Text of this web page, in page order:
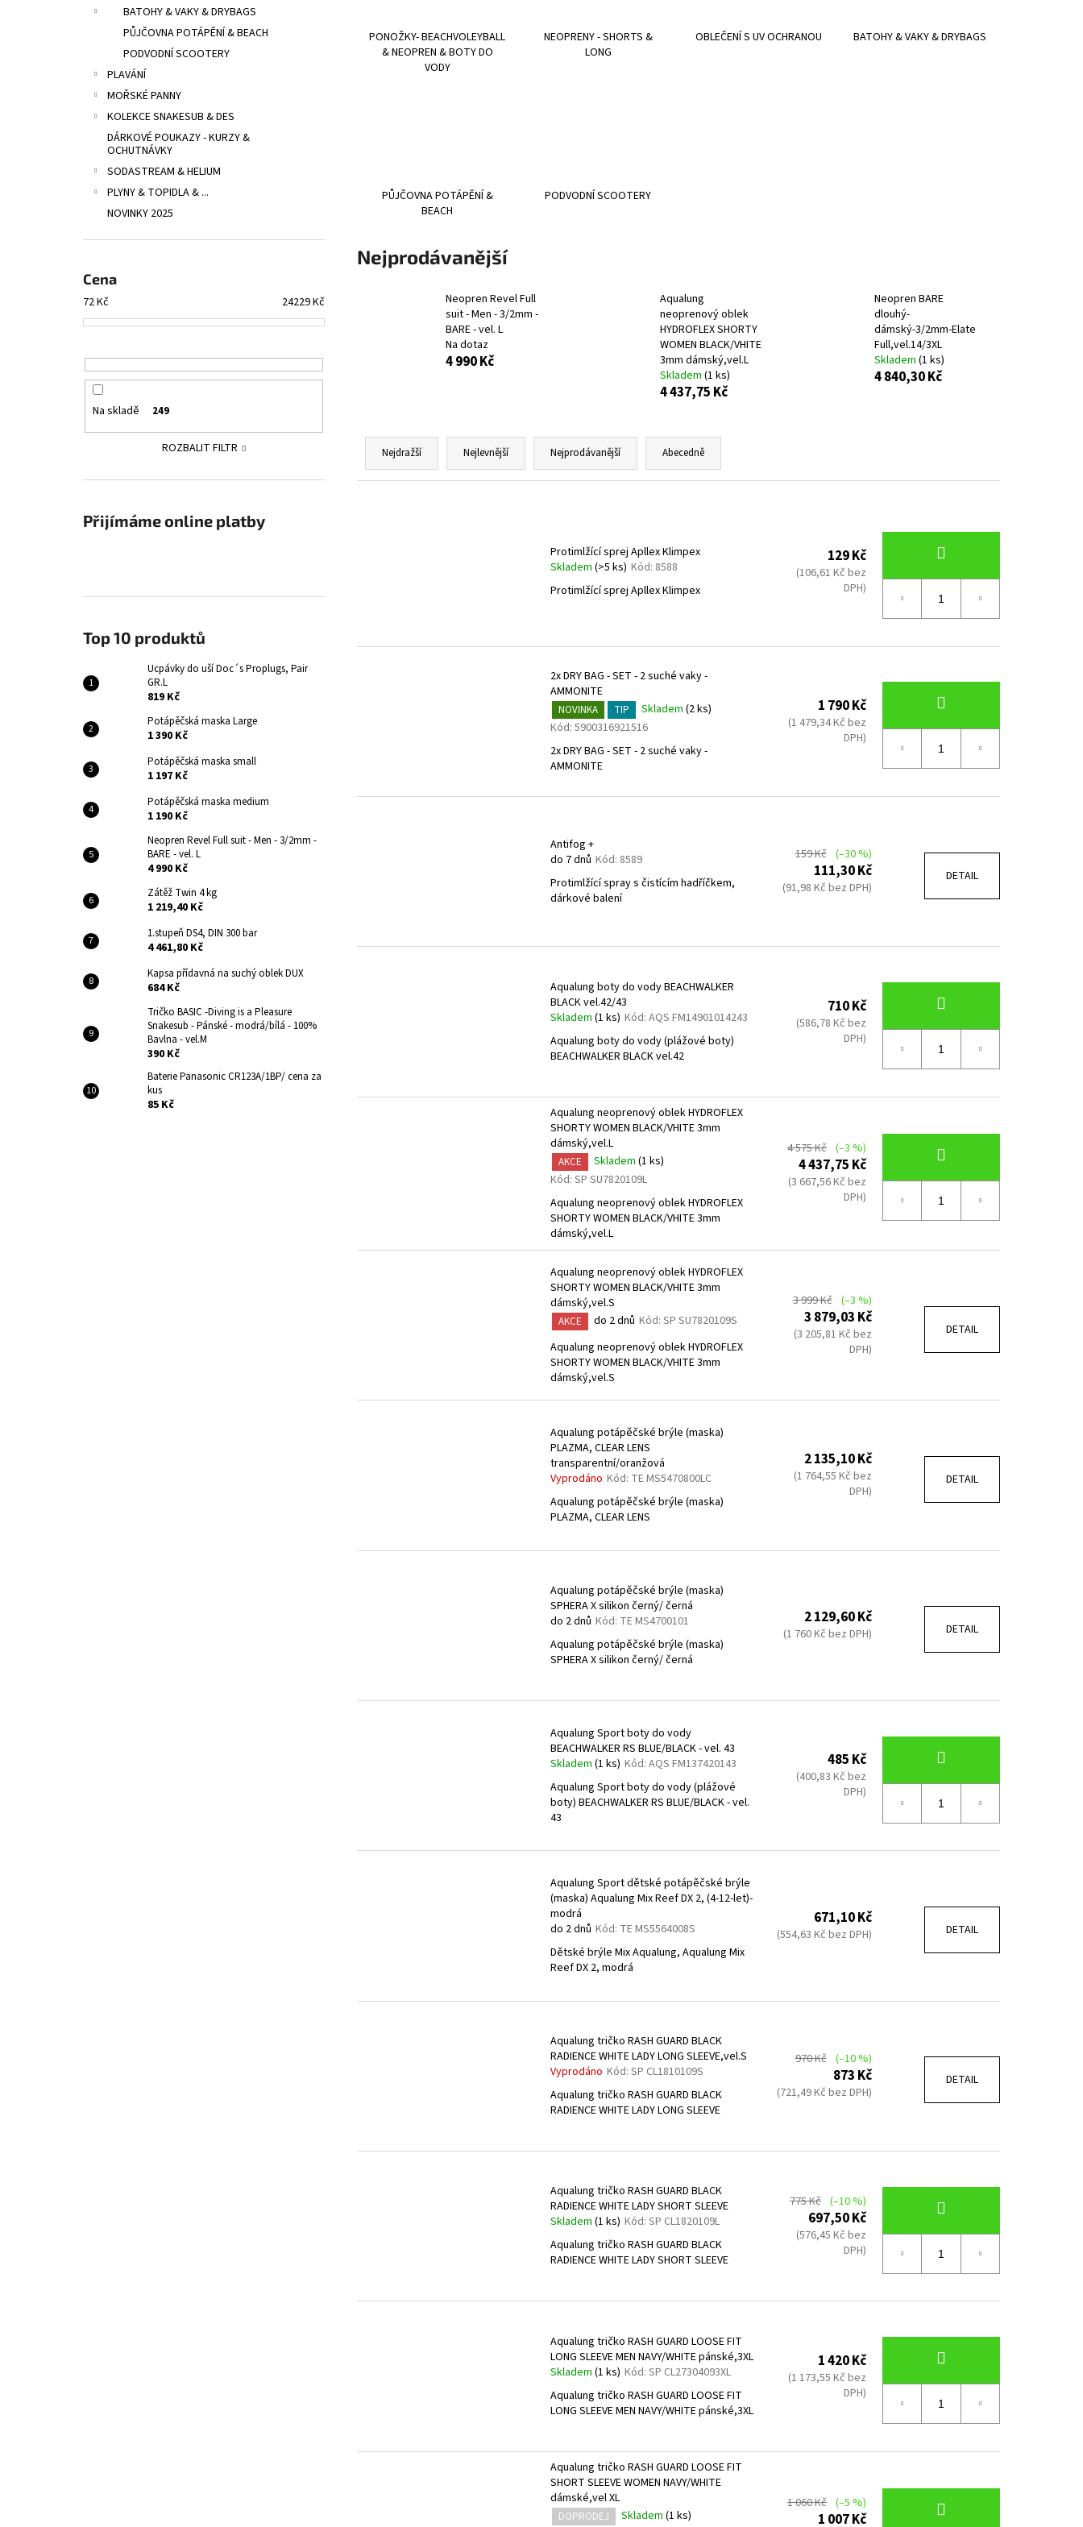
BATOHY & VAKY & DRYBAGS
PŮJČOVNA POTÁPĚNÍ & BEACH
PODVODNÍ SCOOTERY
PLAVÁNÍ
MOŘSKÉ PANNY
KOLEKCE SNAKESUB & DES
DÁRKOVÉ POUKAZY - KURZY &
OCHUTNÁVKY
SODASTREAM & HELIUM
PLYNY & TOPIDLA & ...
NOVINKY 2025
Cena
72Kč 24229Kč
Na skladě 249
ROZBALIT FILTR
Přijímáme online platby
Top 10 produktů
Ucpávky do uší Doc´s Proplugs, Pair
GR.L
819 Kč
Potápěčská maska Large
1 390 Kč
Potápěčská maska small
1 197 Kč
Potápěčská maska medium
1 190 Kč
Neopren Revel Full suit - Men - 3/2mm -
BARE - vel. L
4 990 Kč
Zátěž Twin 4 kg
1 219,40 Kč
1.stupeň DS4, DIN 300 bar
4 461,80 Kč
Kapsa přídavná na suchý oblek DUX
684 Kč
Tričko BASIC -Diving is a Pleasure
Snakesub - Pánské - modrá/bílá - 100%
Bavlna - vel.M
390 Kč
Baterie Panasonic CR123A/1BP/ cena za
kus
85 Kč
PONOŽKY- BEACHVOLEYBALL
& NEOPREN & BOTY DO
VODY
NEOPRENY - SHORTS &
LONG
OBLEČENÍ S UV OCHRANOU BATOHY & VAKY & DRYBAGS
PŮJČOVNA POTÁPĚNÍ &
BEACH
PODVODNÍ SCOOTERY
Nejprodávanější
Neopren Revel Full
suit - Men - 3/2mm -
BARE - vel. L
Na dotaz
4 990 Kč
Aqualung
neoprenový oblek
HYDROFLEX SHORTY
WOMEN BLACK/VHITE
3mm dámský,vel.L
Skladem (1 ks)
4 437,75 Kč
Neopren BARE
dlouhý-
dámský-3/2mm-Elate
Full,vel.14/3XL
Skladem (1 ks)
4 840,30 Kč
Ř
z
u
Nejdražší Nejlevnější Nejprodávanější Abecedně
o
Protimlžící sprej Apllex Klimpex
Skladem (>5 ks) Kód: 8588
Protimlžící sprej Apllex Klimpex
129 Kč
(106,61 Kč bez
DPH)
2x DRY BAG - SET - 2 suché vaky -
AMMONITE
NOVINKA TIP Skladem (2 ks)
Kód: 5900316921516
2x DRY BAG - SET - 2 suché vaky -
AMMONITE
1 790 Kč
(1 479,34 Kč bez
DPH)
Antifog +
do 7 dnů Kód: 8589
Protimlžící spray s čistícím hadříčkem,
dárkové balení
159 Kč (–30 %)
111,30 Kč
(91,98 Kč bez DPH)
DETAIL
Aqualung boty do vody BEACHWALKER
BLACK vel.42/43
Skladem (1 ks) Kód: AQS FM14901014243
Aqualung boty do vody (plážové boty)
BEACHWALKER BLACK vel.42
710 Kč
(586,78 Kč bez
DPH)
Aqualung neoprenový oblek HYDROFLEX
SHORTY WOMEN BLACK/VHITE 3mm
dámský,vel.L
AKCE Skladem (1 ks)
Kód: SP SU7820109L
Aqualung neoprenový oblek HYDROFLEX
SHORTY WOMEN BLACK/VHITE 3mm
dámský,vel.L
4 575 Kč (–3 %)
4 437,75 Kč
(3 667,56 Kč bez
DPH)
Aqualung neoprenový oblek HYDROFLEX
SHORTY WOMEN BLACK/VHITE 3mm
dámský,vel.S
AKCE do 2 dnů Kód: SP SU7820109S
Aqualung neoprenový oblek HYDROFLEX
SHORTY WOMEN BLACK/VHITE 3mm
dámský,vel.S
3 999 Kč (–3 %)
3 879,03 Kč
(3 205,81 Kč bez
DPH)
DETAIL
Aqualung potápěčské brýle (maska)
PLAZMA, CLEAR LENS
transparentní/oranžová
Vyprodáno Kód: TE MS5470800LC
Aqualung potápěčské brýle (maska)
PLAZMA, CLEAR LENS
2 135,10 Kč
(1 764,55 Kč bez
DPH)
DETAIL
Aqualung potápěčské brýle (maska)
SPHERA X silikon černý/ černá
do 2 dnů Kód: TE MS4700101
Aqualung potápěčské brýle (maska)
SPHERA X silikon černý/ černá
2 129,60 Kč
(1 760 Kč bez DPH) DETAIL
Aqualung Sport boty do vody
BEACHWALKER RS BLUE/BLACK - vel. 43
Skladem (1 ks) Kód: AQS FM137420143
Aqualung Sport boty do vody (plážové
boty) BEACHWALKER RS BLUE/BLACK - vel.
43
485 Kč
(400,83 Kč bez
DPH)
Aqualung Sport dětské potápěčské brýle
(maska) Aqualung Mix Reef DX 2, (4-12-let)-
modrá
do 2 dnů Kód: TE MS5564008S
Dětské brýle Mix Aqualung, Aqualung Mix
Reef DX 2, modrá
671,10 Kč
(554,63 Kč bez DPH) DETAIL
Aqualung tričko RASH GUARD BLACK
RADIENCE WHITE LADY LONG SLEEVE,vel.S
Vyprodáno Kód: SP CL1810109S
Aqualung tričko RASH GUARD BLACK
RADIENCE WHITE LADY LONG SLEEVE
970 Kč (–10 %)
873 Kč
(721,49 Kč bez DPH)
DETAIL
Aqualung tričko RASH GUARD BLACK
RADIENCE WHITE LADY SHORT SLEEVE
Skladem (1 ks) Kód: SP CL1820109L
Aqualung tričko RASH GUARD BLACK
RADIENCE WHITE LADY SHORT SLEEVE
775 Kč (–10 %)
697,50 Kč
(576,45 Kč bez
DPH)
Aqualung tričko RASH GUARD LOOSE FIT
LONG SLEEVE MEN NAVY/WHITE pánské,3XL
Skladem (1 ks) Kód: SP CL27304093XL
Aqualung tričko RASH GUARD LOOSE FIT
LONG SLEEVE MEN NAVY/WHITE pánské,3XL
1 420 Kč
(1 173,55 Kč bez
DPH)
Aqualung tričko RASH GUARD LOOSE FIT
SHORT SLEEVE WOMEN NAVY/WHITE
dámské,vel XL
DOPRODEJ Skladem (1 ks)
1 060 Kč (–5 %)
1 007 Kč
GR.L
819 Kč